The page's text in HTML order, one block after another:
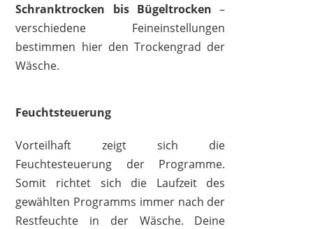
Schranktrocken bis Bügeltrocken –
verschiedene Feineinstellungen
bestimmen hier den Trockengrad der
Wäsche.
Feuchtsteuerung
Vorteilhaft zeigt sich die
Feuchtesteuerung der Programme.
Somit richtet sich die Laufzeit des
gewählten Programms immer nach der
Restfeuchte in der Wäsche. Deine